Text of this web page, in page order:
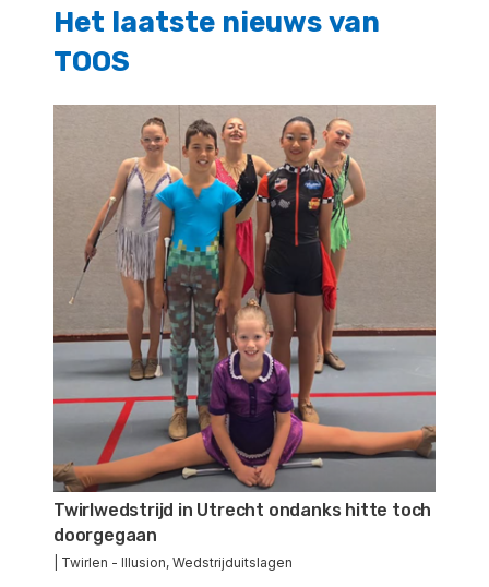
Het laatste nieuwsvan
TOOS
Twirlwedstrijd in Utrecht ondanks hitte toch
doorgegaan
Twirlen - Illusion, Wedstrijduitslagen